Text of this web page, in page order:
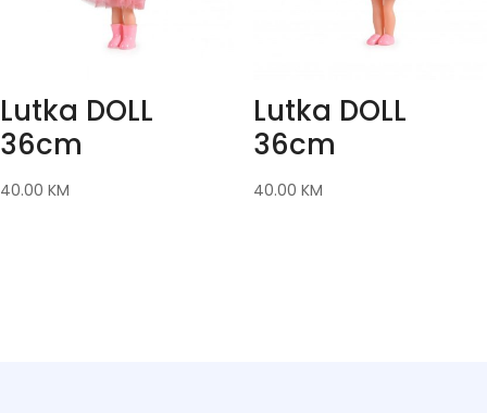
Lutka DOLL
36cm
40.00 KM
Lutka DOLL
36cm
40.00 KM